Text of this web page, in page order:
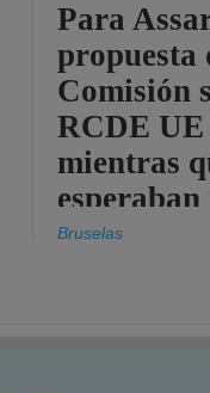
Para
propuesta
Comisión
RCDE
mientras
más
Bruselas